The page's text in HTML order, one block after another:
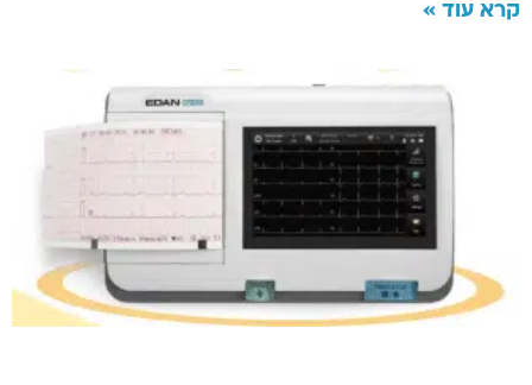
קרא עוד »